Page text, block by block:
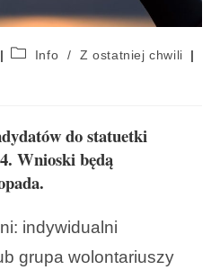
Info /
Z ostatniej chwili
do statuetki
Wnioski będą
indywidualni
grupa wolontariuszy